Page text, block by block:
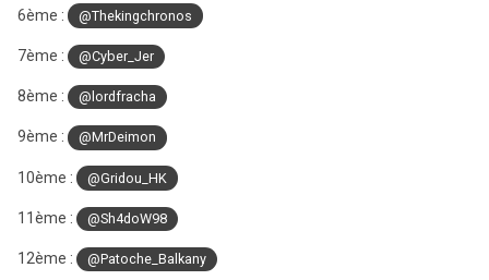
6ème : @Thekingchronos
7ème : @Cyber_Jer
8ème : @lordfracha
9ème : @MrDeimon
10ème : @Gridou_HK
11ème : @Sh4doW98
12ème : @Patoche_Balkany